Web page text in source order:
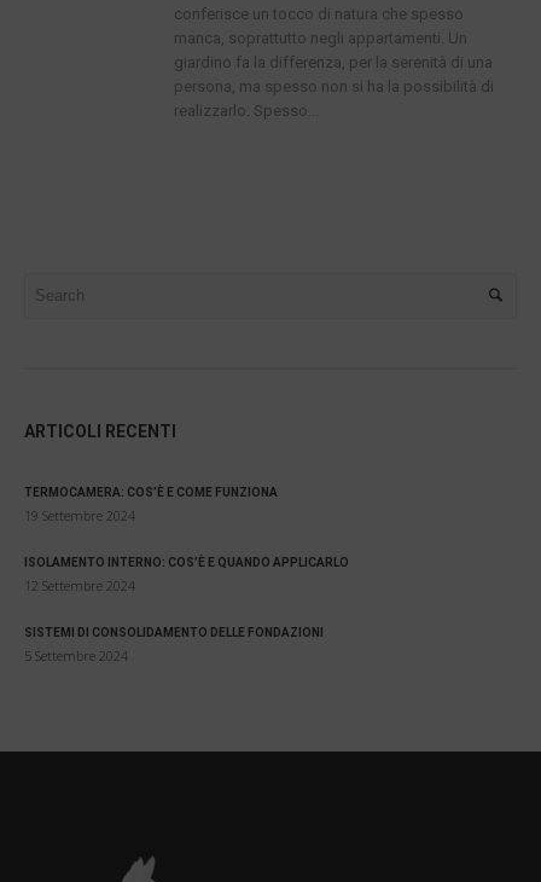
conferisce un tocco di natura che spesso
manca, soprattutto negli appartamenti. Un
giardino fa la differenza, per la serenità di una
persona, ma spesso non si ha la possibilità di
realizzarlo. Spesso...
ARTICOLI RECENTI
TERMOCAMERA: COS’È E COME FUNZIONA
19 Settembre 2024
ISOLAMENTO INTERNO: COS’È E QUANDO APPLICARLO
12 Settembre 2024
SISTEMI DI CONSOLIDAMENTO DELLE FONDAZIONI
5 Settembre 2024